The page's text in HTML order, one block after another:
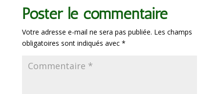
Poster le commentaire
Votre adresse e-mail ne sera pas publiée. Les champs
obligatoires sont indiqués avec *